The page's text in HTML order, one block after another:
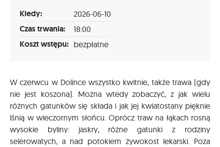
Kiedy: 2026-06-10
Czas trwania: 18:00
Koszt wstępu: bezpłatne
W czerwcu w Dolince wszystko kwitnie, także trawa (gdy
nie jest koszona). Można wtedy zobaczyć, z jak wielu
różnych gatunków się składa i jak jej kwiatostany pięknie
lśnią w wieczornym słońcu. Oprócz traw na łąkach rosną
wysokie byliny: jaskry, różne gatunki z rodziny
selerowatych, a nad potokiem żywokost lekarski. Poza